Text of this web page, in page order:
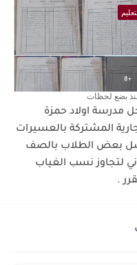
بضع لحظات
مدرسة اولاد حمزة
المشتركة بالعسيرات
بعض الطلاب بالصف
لتجاوز نسب الغياب
.